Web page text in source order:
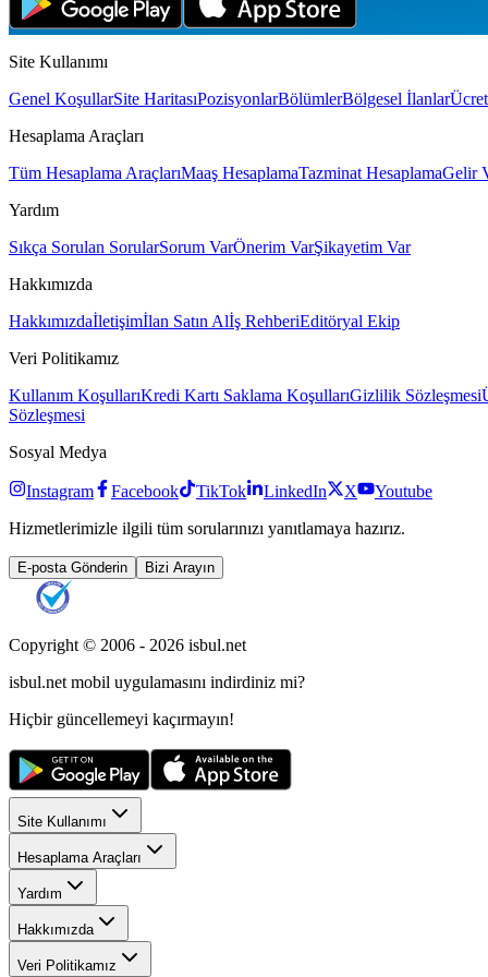
Site Kullanımı
Genel KoşullarSite HaritasıPozisyonlarBölümlerBölgesel İlanlar
Hesaplama Araçları
Tüm Hesaplama AraçlarıMaaş HesaplamaTazminat HesaplamaGelir
Yardım
Sıkça Sorulan SorularSorum VarÖnerim VarŞikayetim Var
Hakkımızda
Hakkımızdaİletişimİlan Satın Alİş RehberiEditöryal Ekip
Veri Politikamız
Kullanım KoşullarıKredi Kartı Saklama KoşullarıGizlilik Sözleşmesi
Sözleşmesi
Sosyal Medya
Instagram Facebook TikTok LinkedIn X
Youtube
Hizmetlerimizle ilgili tüm sorularınızı yanıtlamaya hazırız.
E-posta Gönderin Bizi Arayın
Copyright © 2006 - 2026 isbul.net
isbul.net mobil uygulamasını indirdiniz mi?
Hiçbir güncellemeyi kaçırmayın!
Site Kullanımı
Hesaplama Araçları
Yardım
Hakkımızda
Veri Politikamız